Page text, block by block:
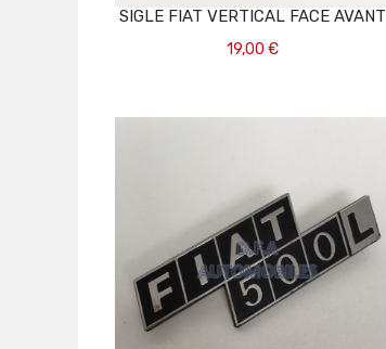
SIGLE FIAT VERTICAL FACE AVANT
19,00 €